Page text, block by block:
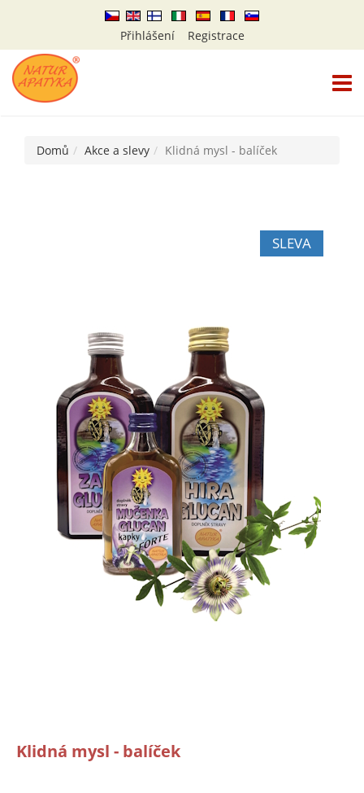
Přihlášení Registrace
Domů Akce a slevy Klidná mysl - balíček
SLEVA
Klidná mysl - balíček